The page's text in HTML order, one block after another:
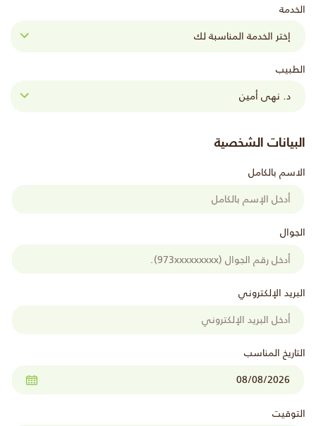
الخدمة
الطبيب
البيانات الشخصية
الاسم بالكامل
الجوال
البريد الإلكتروني
التاريخ المناسب
التوقيت